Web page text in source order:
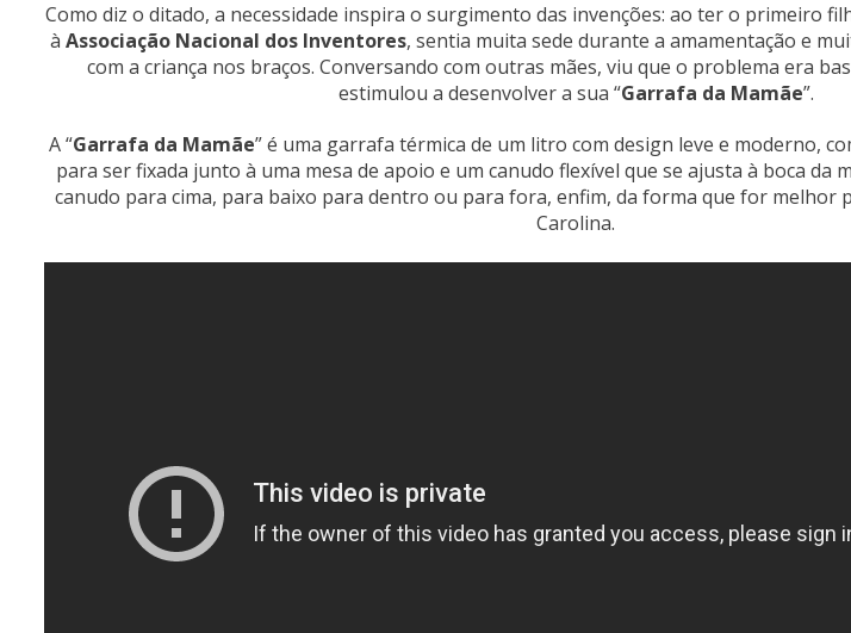
Como diz o ditado, a necessidade inspira o surgimento das invenções: ao ter o primeiro
à Associação Nacional dos Inventores, sentia muita sede durante a amamentação e
com a criança nos braços. Conversando com outras mães, viu que o problema era
estimulou a desenvolver a sua “Garrafa da Mamãe”.
A “Garrafa da Mamãe” é uma garrafa térmica de um litro com design leve e moderno,
para ser fixada junto à uma mesa de apoio e um canudo flexível que se ajusta à boca da
canudo para cima, para baixo para dentro ou para fora, enfim, da forma que for melhor
Carolina.